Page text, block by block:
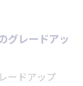
グレードアッ
ードアップ